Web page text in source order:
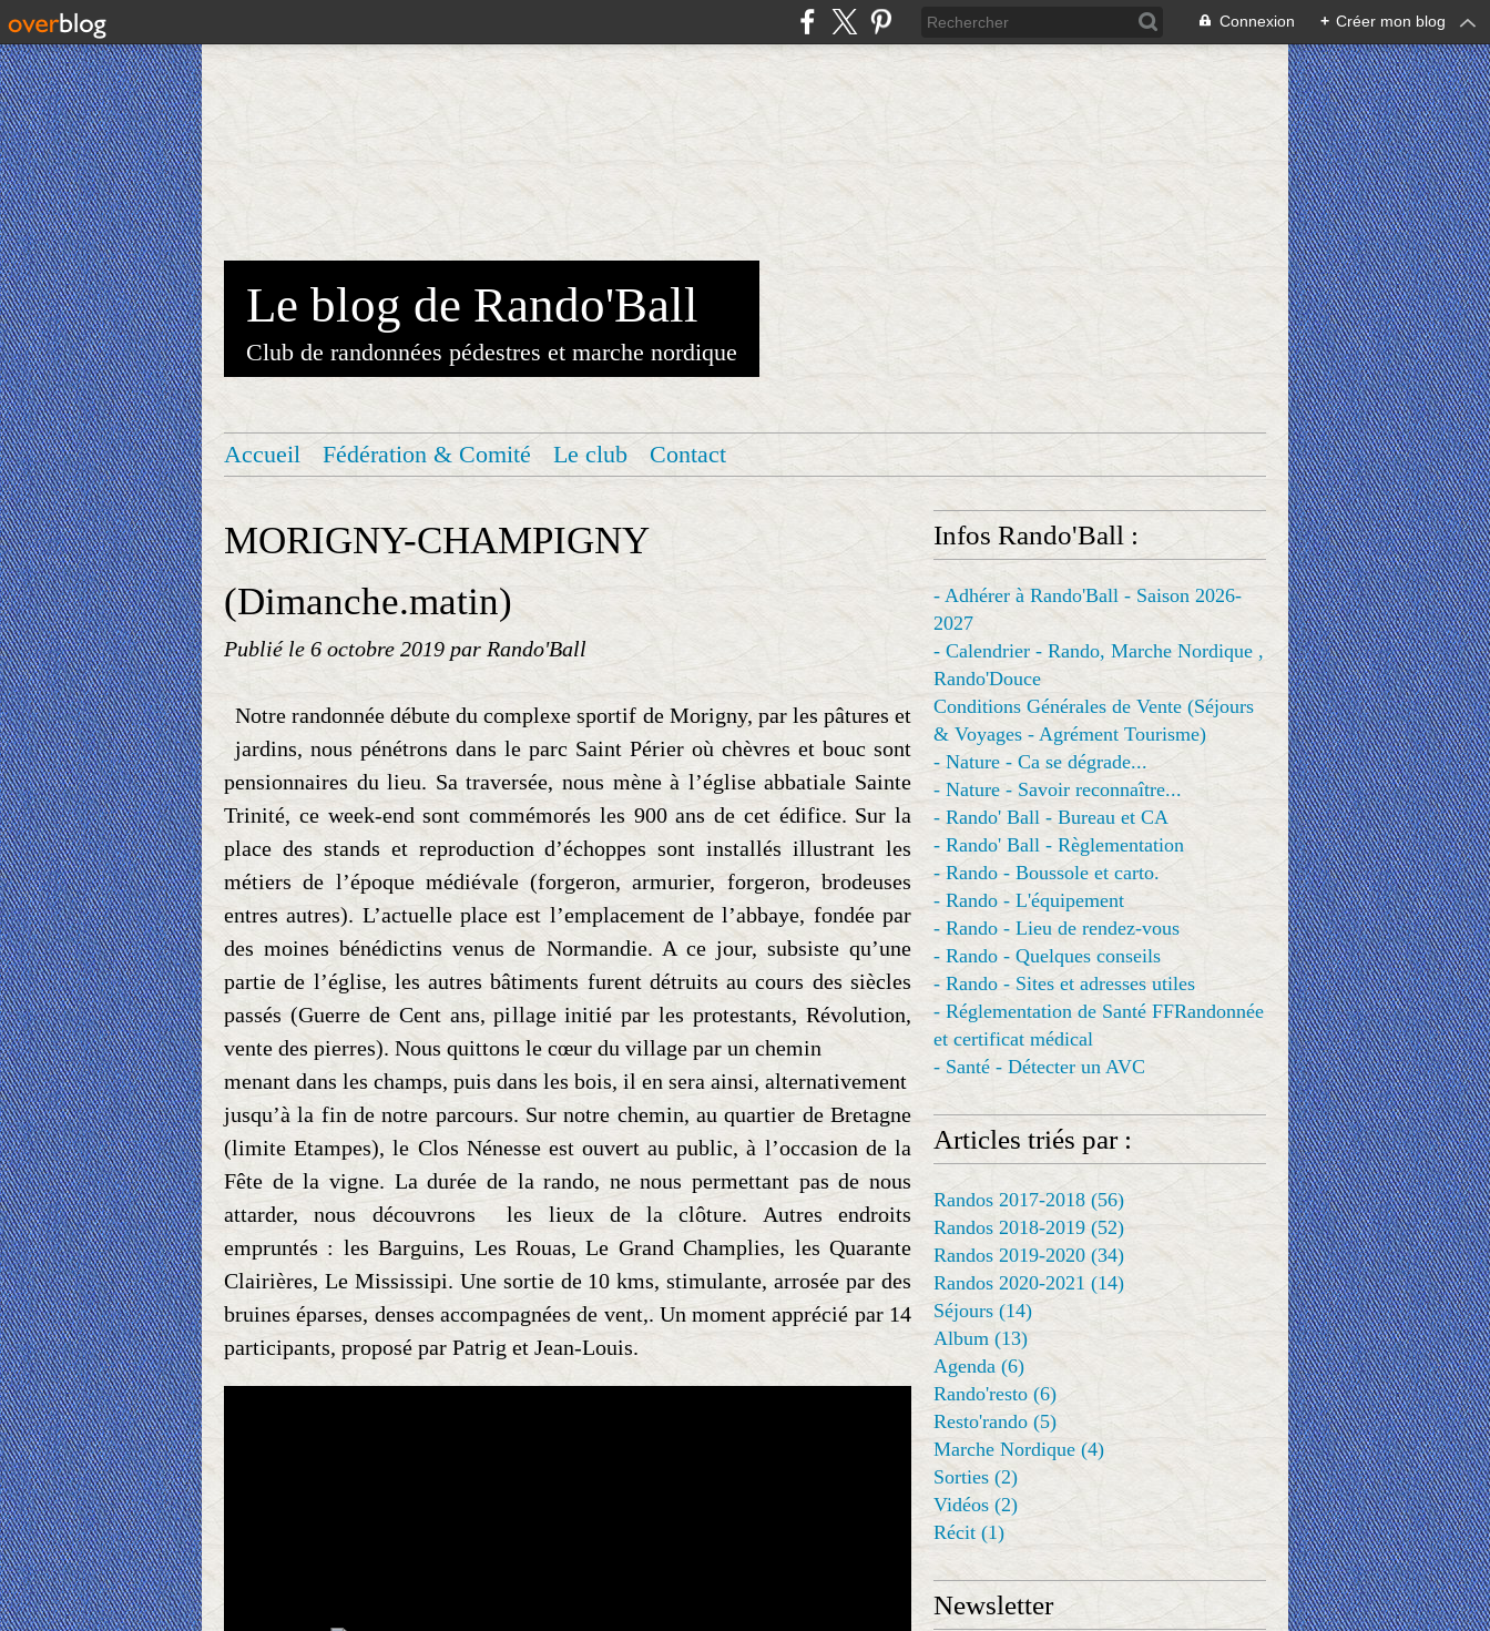
Connexion + Créer mon blog
Le blog de Rando'Ball
Club de randonnées pédestres et marche nordique
Accueil Fédération & Comité Le club Contact
MORIGNY-CHAMPIGNY
(Dimanche.matin)
Publié le 6 octobre 2019 par Rando'Ball
Notre randonnée débute du complexe sportif de Morigny, par les pâtures et
jardins, nous pénétrons dans le parc Saint Périer où chèvres et bouc sont
pensionnaires du lieu. Sa traversée, nous mène à l’église abbatiale Sainte
Trinité, ce week-end sont commémorés les 900 ans de cet édifice. Sur la
place des stands et reproduction d’échoppes sont installés illustrant les
métiers de l’époque médiévale (forgeron, armurier, forgeron, brodeuses
entres autres). L’actuelle place est l’emplacement de l’abbaye, fondée par
des moines bénédictins venus de Normandie. A ce jour, subsiste qu’une
partie de l’église, les autres bâtiments furent détruits au cours des siècles
passés (Guerre de Cent ans, pillage initié par les protestants, Révolution,
vente des pierres). Nous quittons le cœur du village par un chemin
menant dans les champs, puis dans les bois, il en sera ainsi, alternativement
jusqu’à la fin de notre parcours. Sur notre chemin, au quartier de Bretagne
(limite Etampes), le Clos Nénesse est ouvert au public, à l’occasion de la
Fête de la vigne. La durée de la rando, ne nous permettant pas de nous
attarder, nous découvrons les lieux de la clôture. Autres endroits
empruntés : les Barguins, Les Rouas, Le Grand Champlies, les Quarante
Clairières, Le Mississipi. Une sortie de 10 kms, stimulante, arrosée par des
bruines éparses, denses accompagnées de vent,. Un moment apprécié par 14
participants, proposé par Patrig et Jean-Louis.
Infos Rando'Ball :
- Adhérer à Rando'Ball - Saison 2026-
2027
- Calendrier - Rando, Marche Nordique ,
Rando'Douce
Conditions Générales de Vente (Séjours
& Voyages - Agrément Tourisme)
- Nature - Ca se dégrade...
- Nature - Savoir reconnaître...
- Rando' Ball - Bureau et CA
- Rando' Ball - Règlementation
- Rando - Boussole et carto.
- Rando - L'équipement
- Rando - Lieu de rendez-vous
- Rando - Quelques conseils
- Rando - Sites et adresses utiles
- Réglementation de Santé FFRandonnée
et certificat médical
- Santé - Détecter un AVC
Articles triés par :
Randos 2017-2018 (56)
Randos 2018-2019 (52)
Randos 2019-2020 (34)
Randos 2020-2021 (14)
Séjours (14)
Album (13)
Agenda (6)
Rando'resto (6)
Resto'rando (5)
Marche Nordique (4)
Sorties (2)
Vidéos (2)
Récit (1)
Newsletter